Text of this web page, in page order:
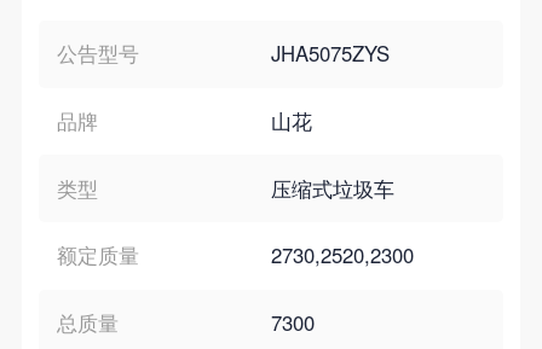
个性化私人定制
公告型号 JHA5075ZYS
品牌 山花
类型 压缩式垃圾车
额定质量 2730,2520,2300
总质量 7300